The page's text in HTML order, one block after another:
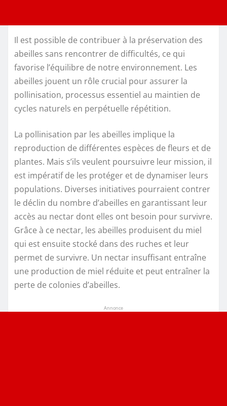
Il est possible de contribuer à la préservation des
abeilles sans rencontrer de difficultés, ce qui
favorise l’équilibre de notre environnement. Les
abeilles jouent un rôle crucial pour assurer la
pollinisation, processus essentiel au maintien de
cycles naturels en perpétuelle répétition.
La pollinisation par les abeilles implique la
reproduction de différentes espèces de fleurs et de
plantes. Mais s’ils veulent poursuivre leur mission, il
est impératif de les protéger et de dynamiser leurs
populations. Diverses initiatives pourraient contrer
le déclin du nombre d’abeilles en garantissant leur
accès au nectar dont elles ont besoin pour survivre.
Grâce à ce nectar, les abeilles produisent du miel
qui est ensuite stocké dans des ruches et leur
permet de survivre. Un nectar insuffisant entraîne
une production de miel réduite et peut entraîner la
perte de colonies d’abeilles.
Annonce